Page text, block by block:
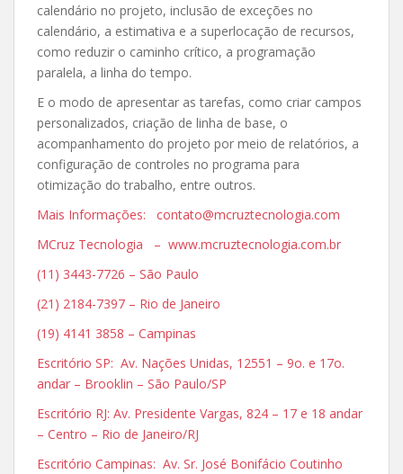
calendário no projeto, inclusão de exceções no
calendário, a estimativa e a superlocação de recursos,
como reduzir o caminho crítico, a programação
paralela, a linha do tempo.
E o modo de apresentar as tarefas, como criar campos
personalizados, criação de linha de base, o
acompanhamento do projeto por meio de relatórios, a
configuração de controles no programa para
otimização do trabalho, entre outros.
Mais Informações: contato@mcruztecnologia.com
MCruz Tecnologia – www.mcruztecnologia.com.br
(11) 3443-7726 – São Paulo
(21) 2184-7397 – Rio de Janeiro
(19) 4141 3858 – Campinas
Escritório SP: Av. Nações Unidas, 12551 – 9o. e 17o.
andar – Brooklin – São Paulo/SP
Escritório RJ: Av. Presidente Vargas, 824 – 17 e 18 andar
– Centro – Rio de Janeiro/RJ
Escritório Campinas: Av. Sr. José Bonifácio Coutinho